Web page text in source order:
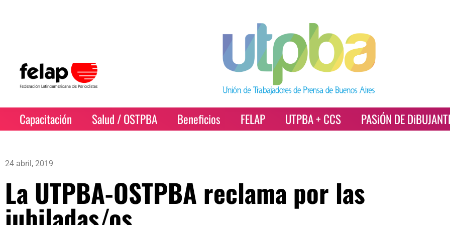
Capacitación Salud / OSTPBA Beneficios FELAP UTPBA + CCS PASiÓN DE
24 abril, 2019
La UTPBA-OSTPBA reclama por las